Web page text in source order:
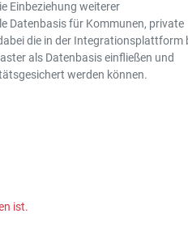
Einbeziehung weiterer
Datenbasis für Kommunen, private
die in der Integrationsplattform
als Datenbasis einfließen und
werden können.
ist.